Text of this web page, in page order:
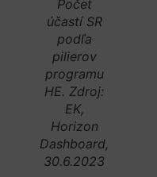
Počet
účastí SR
podľa
pilierov
programu
HE. Zdroj:
EK,
Horizon
Dashboard,
30.6.2023